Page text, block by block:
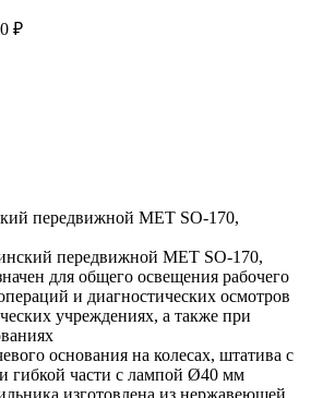
₽
передвижной МЕТ SO-170,
передвижной МЕТ SO-170,
для общего освещения рабочего
и диагностических осмотров
учреждениях, а также при
основания на колесах, штатива с
гибкой части с лампой Ø40 мм